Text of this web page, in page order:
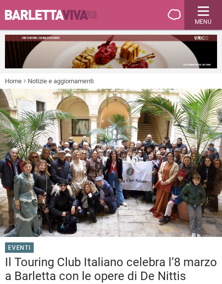
MENU
Home Notizie e aggiornamenti
EVENTI
Il Touring Club Italiano celebra l’8 marzo
a Barletta con le opere di De Nittis